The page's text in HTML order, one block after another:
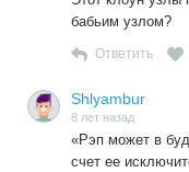
бабьим узлом?
Ответить
Shlyambur
8 лет назад
«Рэп может в
счет ее